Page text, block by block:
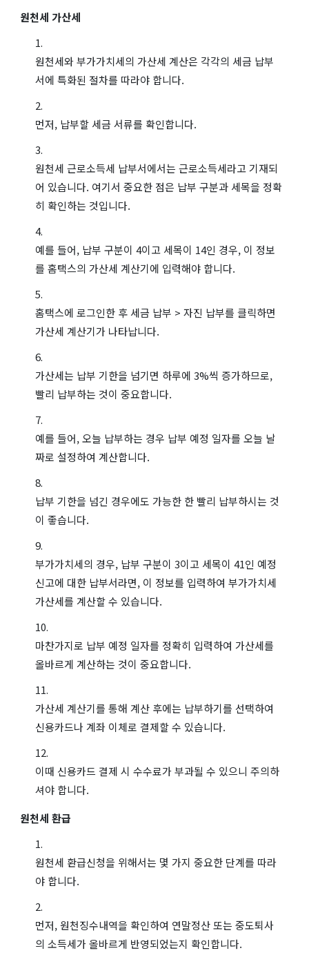
원천세 가산세
원천세와 부가가치세의 가산세 계산은 각각의 세금 납부
서에 특화된 절차를 따라야 합니다.
먼저, 납부할 세금 서류를 확인합니다.
원천세 근로소득세 납부서에서는 근로소득세라고 기재되
어 있습니다. 여기서 중요한 점은 납부 구분과 세목을 정확
히 확인하는 것입니다.
예를 들어, 납부 구분이 4이고 세목이 14인 경우, 이 정보
를 홈택스의 가산세 계산기에 입력해야 합니다.
홈택스에 로그인한 후 세금 납부 > 자진 납부를 클릭하면
가산세 계산기가 나타납니다.
가산세는 납부 기한을 넘기면 하루에 3%씩 증가하므로,
빨리 납부하는 것이 중요합니다.
예를 들어, 오늘 납부하는 경우 납부 예정 일자를 오늘 날
짜로 설정하여 계산합니다.
납부 기한을 넘긴 경우에도 가능한 한 빨리 납부하시는 것
이 좋습니다.
부가가치세의 경우, 납부 구분이 3이고 세목이 41인 예정
신고에 대한 납부서라면, 이 정보를 입력하여 부가가치세
가산세를 계산할 수 있습니다.
마찬가지로 납부 예정 일자를 정확히 입력하여 가산세를
올바르게 계산하는 것이 중요합니다.
가산세 계산기를 통해 계산 후에는 납부하기를 선택하여
신용카드나 계좌 이체로 결제할 수 있습니다.
이때 신용카드 결제 시 수수료가 부과될 수 있으니 주의하
셔야 합니다.
원천세 환급
원천세 환급신청을 위해서는 몇 가지 중요한 단계를 따라
야 합니다.
먼저, 원천징수내역을 확인하여 연말정산 또는 중도퇴사
의 소득세가 올바르게 반영되었는지 확인합니다.